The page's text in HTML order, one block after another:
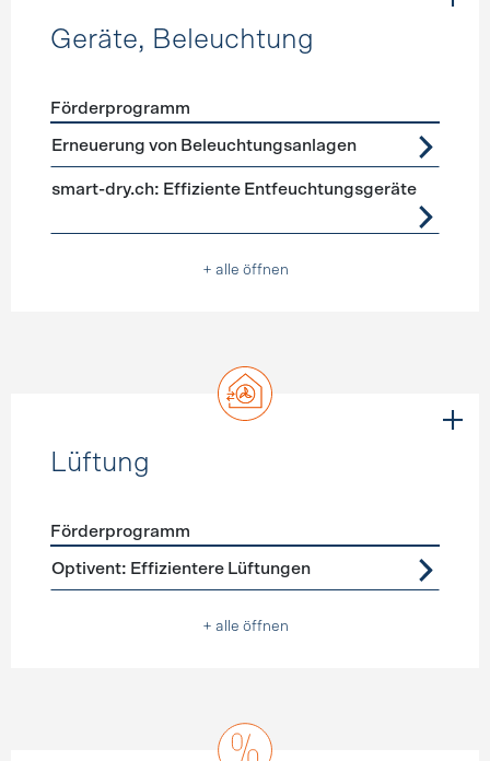
Geräte, Beleuchtung
Förderprogramme Geräte, Beleuchtung
Förderprogramm
Erneuerung von Beleuchtungsanlagen
smart-dry.ch: Effiziente Entfeuchtungsgeräte
+ alle öffnen
Lüftung
Förderprogramme Lüftung
Förderprogramm
Optivent: Effizientere Lüftungen
+ alle öffnen